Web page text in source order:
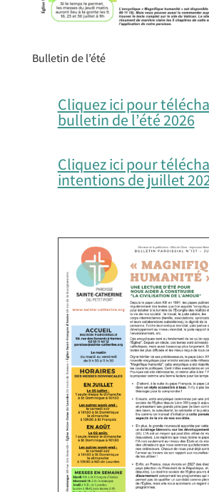
Bulletin de l’été
Cliquez ici pour
bulletin de l’été 2026
Cliquez ici pour
intentions de juillet